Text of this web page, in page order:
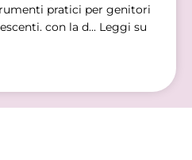
pratici per genitori
con la d... Leggi su